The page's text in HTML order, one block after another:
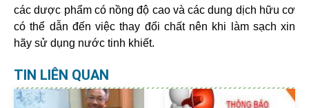
các dược phẩm có nồng độ cao và các dung dịch hữu cơ
có thể dẫn đến việc thay đổi chất nên khi làm sạch xin
hãy sử dụng nước tinh khiết.
TIN LIÊN QUAN